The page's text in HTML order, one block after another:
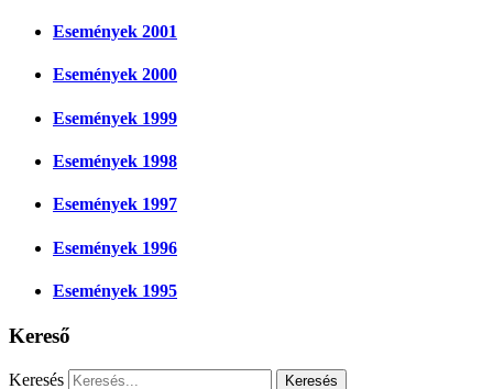
Események 2001
Események 2000
Események 1999
Események 1998
Események 1997
Események 1996
Események 1995
Kereső
Keresés Keresés